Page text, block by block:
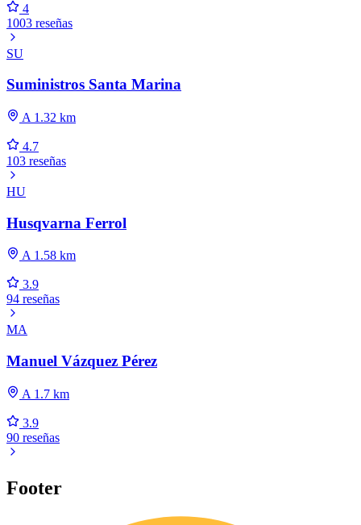
4
1003 reseñas
SU
Suministros Santa Marina
A 1.32 km
4.7
103 reseñas
HU
Husqvarna Ferrol
A 1.58 km
3.9
94 reseñas
MA
Manuel Vázquez Pérez
A 1.7 km
3.9
90 reseñas
Footer